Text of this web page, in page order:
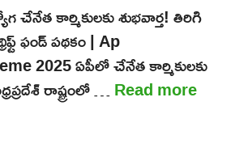
చేనేత కార్మికులకు శుభవార్త! తిరిగి
ఫండ్ పథకం | Ap
2025 ఏపీలో చేనేత కార్మికులకు
రాష్ట్రంలో …Read more